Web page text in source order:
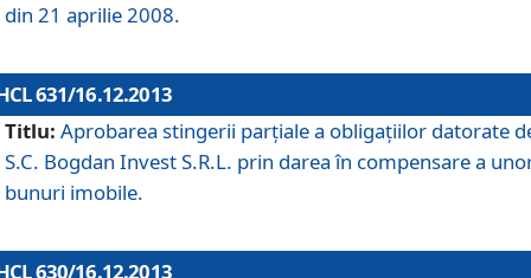
din 21 aprilie 2008.
631/16.12.2013
Titlu: Aprobarea stingerii parţiale a obligaţiilor datorate
S.C. Bogdan Invest S.R.L. prin darea în compensare a
bunuri imobile.
630/16.12.2013